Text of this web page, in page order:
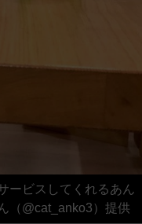
ービスしてくれるあん
（@cat_anko3）提供